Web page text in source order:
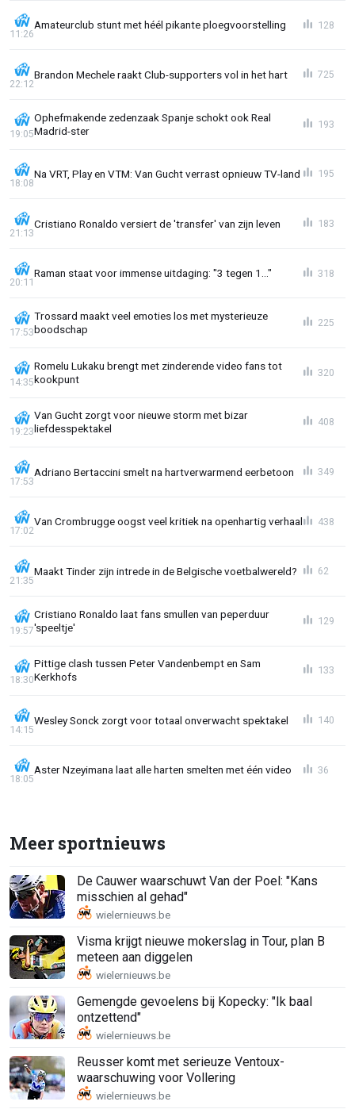
Amateurclub stunt met héél pikante ploegvoorstelling
11:26
128
Brandon Mechele raakt Club-supporters vol in het hart
22:12
725
Ophefmakende zedenzaak Spanje schokt ook Real
Madrid-ster
19:05
193
Na VRT, Play en VTM: Van Gucht verrast opnieuw TV-land
18:08
195
Cristiano Ronaldo versiert de 'transfer' van zijn leven
21:13
183
Raman staat voor immense uitdaging: "3 tegen 1..."
20:11
318
Trossard maakt veel emoties los met mysterieuze
boodschap
17:53
225
Romelu Lukaku brengt met zinderende video fans tot
kookpunt
14:35
320
Van Gucht zorgt voor nieuwe storm met bizar
liefdesspektakel
19:23
408
Adriano Bertaccini smelt na hartverwarmend eerbetoon
17:53
349
Van Crombrugge oogst veel kritiek na openhartig verhaal
17:02
438
Maakt Tinder zijn intrede in de Belgische voetbalwereld?
21:35
62
Cristiano Ronaldo laat fans smullen van peperduur
'speeltje'
19:57
129
Pittige clash tussen Peter Vandenbempt en Sam
Kerkhofs
18:30
133
Wesley Sonck zorgt voor totaal onverwacht spektakel
14:15
140
Aster Nzeyimana laat alle harten smelten met één video
18:05
36
Meer sportnieuws
De Cauwer waarschuwt Van der Poel: "Kans
misschien al gehad"
Visma krijgt nieuwe mokerslag in Tour, plan B
meteen aan diggelen
Gemengde gevoelens bij Kopecky: "Ik baal
ontzettend"
Reusser komt met serieuze Ventoux-
waarschuwing voor Vollering